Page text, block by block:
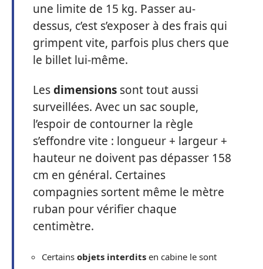
une limite de 15 kg. Passer au-
dessus, c’est s’exposer à des frais qui
grimpent vite, parfois plus chers que
le billet lui-même.
Lesdimensions sont tout aussi
surveillées. Avec un sac souple,
l’espoir de contourner la règle
s’effondre vite : longueur + largeur +
hauteur ne doivent pas dépasser 158
cm en général. Certaines
compagnies sortent même le mètre
ruban pour vérifier chaque
centimètre.
Certains objets interdits en cabine le sont